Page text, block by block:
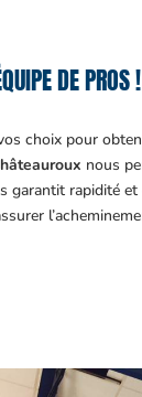
DE PROS !
choix pour
nous
garantit rapidité